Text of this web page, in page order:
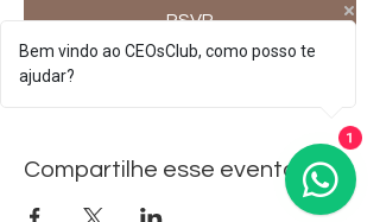
RSVP
Compartilhe esse evento
Bem vindo ao CEOsClub, como posso te
ajudar?
1